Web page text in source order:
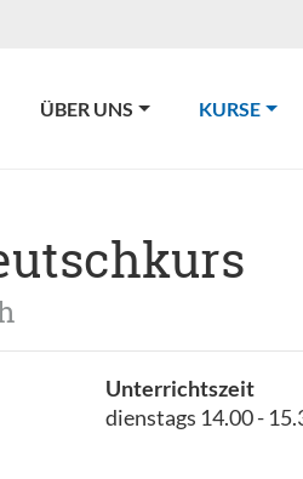
ÜBER UNS KURSE
Unterrichtszeit
dienstags 14.00 -